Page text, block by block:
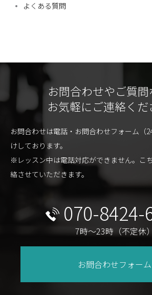
よくある質問
お問合わせやご質問
お気軽にご連絡くだ
お問合わせは電話・お問合わせフォーム（
けしております。
※レッスン中は電話対応ができません。こ
絡させていただきます。
070-8424-
7時〜23時（不定休）
お問合わせフォーム